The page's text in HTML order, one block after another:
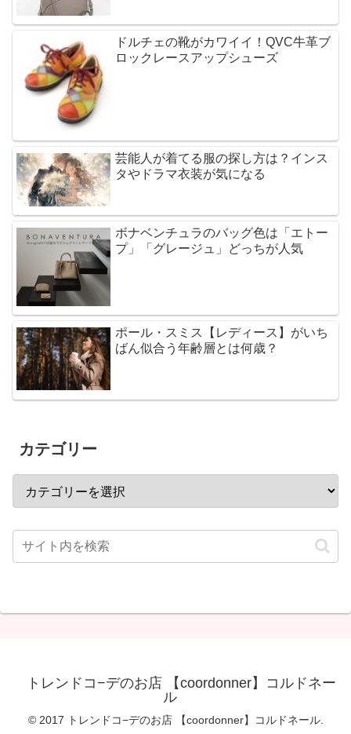
ドルチェの靴がカワイイ！QVC牛革ブ
ロックレースアップシューズ
芸能人が着てる服の探し方は？インス
タやドラマ衣装が気になる
ボナベンチュラのバッグ色は「エトー
プ」「グレージュ」どっちが人気
ポール・スミス【レディース】がいち
ばん似合う年齢層とは何歳？
カテゴリー
トレンドコ−デのお店 【coordonner】コルドネー
ル
© 2017 トレンドコ−デのお店 【coordonner】コルドネール.